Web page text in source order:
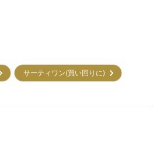
サーティワン(買い回りに)